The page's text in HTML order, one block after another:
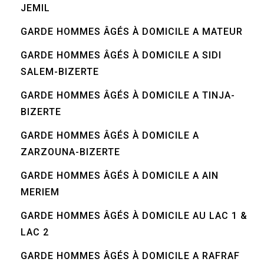
JEMIL
GARDE HOMMES ÂGÉS À DOMICILE A MATEUR
GARDE HOMMES ÂGÉS À DOMICILE A SIDI
SALEM-BIZERTE
GARDE HOMMES ÂGÉS À DOMICILE A TINJA-
BIZERTE
GARDE HOMMES ÂGÉS À DOMICILE A
ZARZOUNA-BIZERTE
GARDE HOMMES ÂGÉS À DOMICILE A AIN
MERIEM
GARDE HOMMES ÂGÉS À DOMICILE AU LAC 1 &
LAC 2
GARDE HOMMES ÂGÉS À DOMICILE A RAFRAF